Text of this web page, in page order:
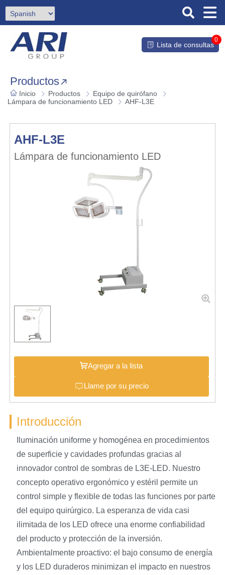
Lista de consultas
0
Productos
Inicio Productos
Equipo de quirófano
Lámpara de funcionamiento LED
AHF-L3E
AHF-L3E
Lámpara de funcionamiento LED
Agregar a la lista
Llame por su precio
Introducción
Iluminación uniforme y homogénea en procedimientos
de superficie y cavidades profundas gracias al
innovador control de sombras de L3E-LED. Nuestro
concepto operativo ergonómico y estéril permite un
control simple y flexible de todas las funciones por parte
del equipo quirúrgico. La esperanza de vida casi
ilimitada de los LED ofrece una enorme confiabilidad
del producto y protección de la inversión.
Ambientalmente proactivo: el bajo consumo de energía
y los LED duraderos minimizan el impacto en nuestros